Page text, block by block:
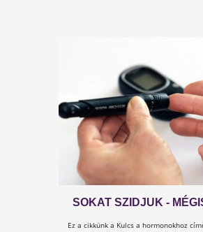
FINOMRA
Ma már nincs vita arról a
a női szervezet
stressz, a káros